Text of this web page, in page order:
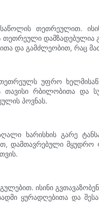
თეთრეულით.
გამძლეობით, რაც მათ
უფრო
რბილობითა და
პოვნას.
ხარისხის გარე
დამთავრებული
ისინი
ყურადღებითა და